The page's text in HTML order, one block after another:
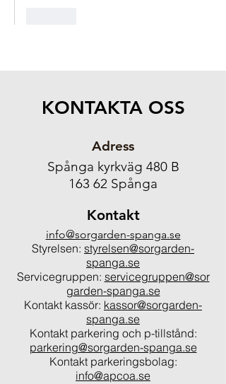
KONTAKTA OSS
Adress
Spånga kyrkväg 480 B
163 62 Spånga
Kontakt
info@sorgarden-spanga.se
Styrelsen: styrelsen@sorgarden-
spanga.se
Servicegruppen: servicegruppen@sor
garden-spanga.se
Kontakt kassör: kassor@sorgarden-
spanga.se
Kontakt parkering och p-tillstånd:
parkering@sorgarden-spanga.se
Kontakt parkeringsbolag:
info@apcoa.se